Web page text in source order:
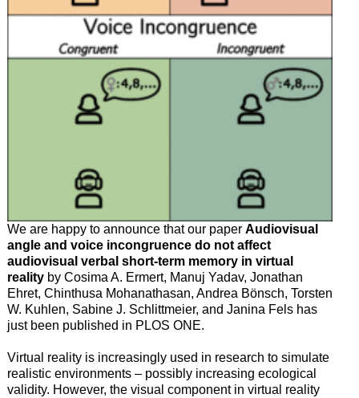
We are happy to announce that our paper Audiovisual
angle and voice incongruence do not affect
audiovisual verbal short-term memory in virtual
realityby Cosima A. Ermert, Manuj Yadav, Jonathan
Ehret, Chinthusa Mohanathasan, Andrea Bönsch, Torsten
W. Kuhlen, Sabine J. Schlittmeier, and Janina Fels has
just been published in PLOS ONE.
Virtual reality is increasingly used in research to simulate
realistic environments – possibly increasing ecological
validity. However, the visual component in virtual reality